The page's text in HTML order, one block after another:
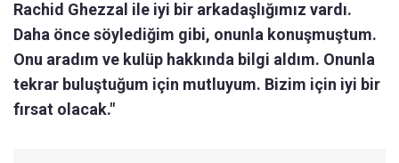
Rachid Ghezzal ile iyi bir arkadaşlığımız vardı.
Daha önce söylediğim gibi, onunla konuşmuştum.
Onu aradım ve kulüp hakkında bilgi aldım. Onunla
tekrar buluştuğum için mutluyum. Bizim için iyi bir
fırsat olacak."